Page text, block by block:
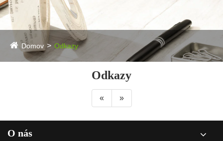
Domov Odkazy
Odkazy
« »
O nás